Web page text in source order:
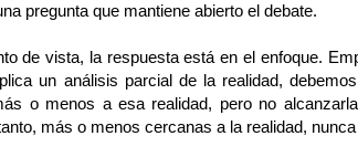
pregunta que mantiene abierto el debate.
de vista, la respuesta está en el enfoque.
un análisis parcial de la realidad,
o menos a esa realidad, pero no
más o menos cercanas a la realidad,